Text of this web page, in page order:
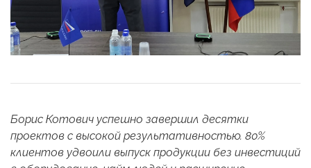
Борис Котович успешно завершил десятки
проектов с высокой результативностью. 80%
клиентов удвоили выпуск продукции без инвестиций